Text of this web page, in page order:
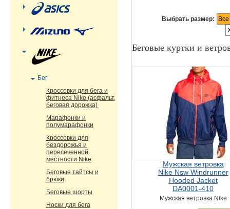
Выбрать размер:
Беговые куртки и
Мужская ветровка
Nike Nsw Windrunner
Hooded Jacket
DA0001-410
Мужская ветровка Nike
Бег
Кроссовки для бега и
фитнеса Nike (асфальт,
беговая дорожка)
Марафонки и
полумарафонки
Кроссовки для
бездорожья и
пересеченной
местности Nike
Беговые тайтсы и
брюки
Беговые шорты
Носки для бега